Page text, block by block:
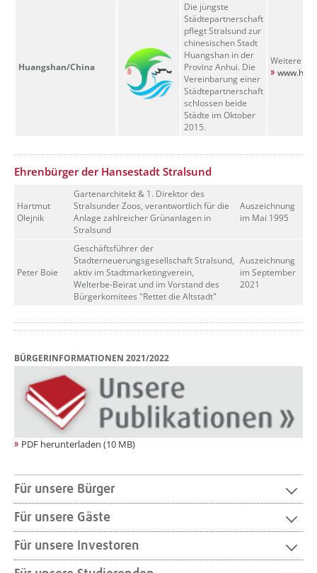
Huangshan/China
Die jüngste
Städtepartnerschaft
pflegt Stralsund zur
chinesischen Stadt
Huangshan in der
Provinz Anhui. Die
Vereinbarung einer
Städtepartnerschaft
schlossen beide
Städte im Oktober
2015.
Weitere
??? absaetzeUnten[10]/titel ???
Ehrenbürger der Hansestadt Stralsund
Hartmut
Olejnik
Gartenarchitekt & 1. Direktor des
Stralsunder Zoos, verantwortlich für die
Anlage zahlreicher Grünanlagen in
Stralsund
Auszeichnung
im Mai 1995
Peter Boie
Geschäftsführer der
Stadterneuerungsgesellschaft Stralsund,
aktiv im Stadtmarketingverein,
Welterbe-Beirat und im Vorstand des
Bürgerkomitees "Rettet die Altstadt"
Auszeichnung
im September
2021
BÜRGERINFORMATIONEN 2021/2022
PDF herunterladen (10 MB)
Für unsere Bürger
Für unsere Gäste
Für unsere Investoren